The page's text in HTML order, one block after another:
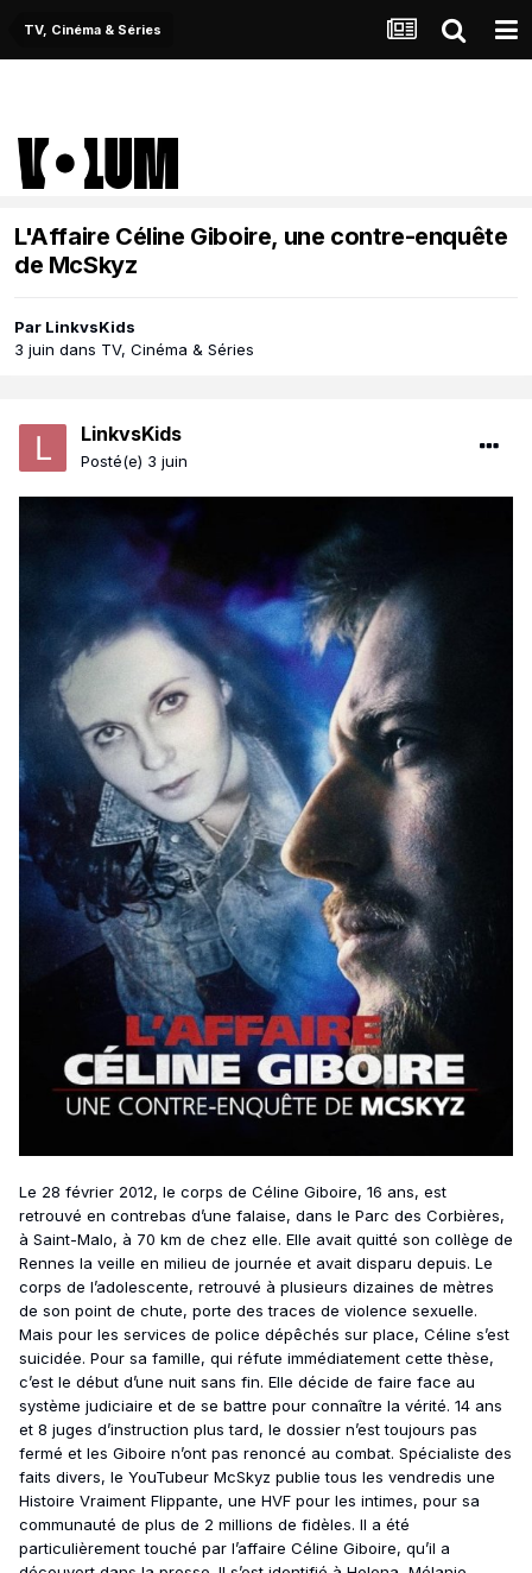
TV, Cinéma & Séries
L'Affaire Céline Giboire, une contre-enquête
de McSkyz
Par LinkvsKids
3 juin dans TV, Cinéma & Séries
LinkvsKids
Posté(e) 3 juin
Le 28 février 2012, le corps de Céline Giboire, 16 ans, est
retrouvé en contrebas d’une falaise, dans le Parc des Corbières,
à Saint-Malo, à 70 km de chez elle. Elle avait quitté son collège de
Rennes la veille en milieu de journée et avait disparu depuis. Le
corps de l’adolescente, retrouvé à plusieurs dizaines de mètres
de son point de chute, porte des traces de violence sexuelle.
Mais pour les services de police dépêchés sur place, Céline s’est
suicidée. Pour sa famille, qui réfute immédiatement cette thèse,
c’est le début d’une nuit sans fin. Elle décide de faire face au
système judiciaire et de se battre pour connaître la vérité. 14 ans
et 8 juges d’instruction plus tard, le dossier n’est toujours pas
fermé et les Giboire n’ont pas renoncé au combat. Spécialiste des
faits divers, le YouTubeur McSkyz publie tous les vendredis une
Histoire Vraiment Flippante, une HVF pour les intimes, pour sa
communauté de plus de 2 millions de fidèles. Il a été
particulièrement touché par l’affaire Céline Giboire, qu’il a